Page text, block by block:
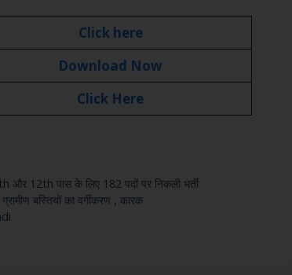
Click here
Download Now
Click Here
और 12th पास के लिए 182 पदों पर निकली भर्ती
बस्तियों का वर्गीकरण , कारक